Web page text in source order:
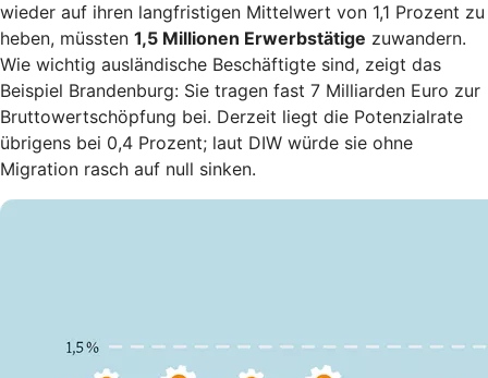
wieder auf ihren langfristigen Mittelwert von 1,1 Prozent zu
heben, müssten 1,5 Millionen Erwerbstätige zuwandern.
Wie wichtig ausländische Beschäftigte sind, zeigt das
Beispiel Brandenburg: Sie tragen fast 7 Milliarden Euro zur
Bruttowertschöpfung bei. Derzeit liegt die Potenzialrate
übrigens bei 0,4 Prozent; laut DIW würde sie ohne
Migration rasch auf null sinken.